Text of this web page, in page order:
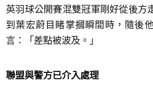
英羽球公開賽混雙冠軍剛好從後方
到葉宏蔚目睹掌摑瞬間時，隨後
言：「差點被波及。」
聯盟與警方已介入處理